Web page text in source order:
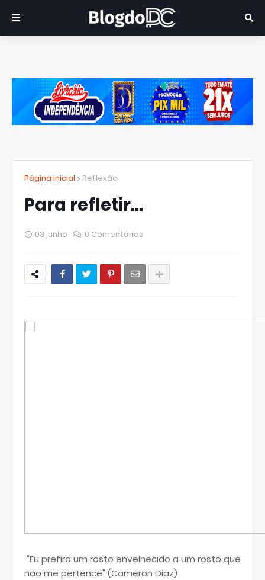
Página inicial Reflexão
Para refletir...
03 junho 0 Comentários
"Eu prefiro um rosto envelhecido a um rosto que
não me pertence" (Cameron Diaz)